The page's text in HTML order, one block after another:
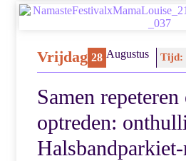
Vrijdag 28 Augustus Tijd:
Samen repeteren
optreden: